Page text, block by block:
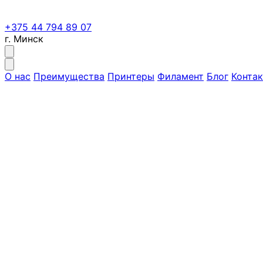
+375 44 794 89 07
г. Минск
О нас Преимущества Принтеры Филамент Блог